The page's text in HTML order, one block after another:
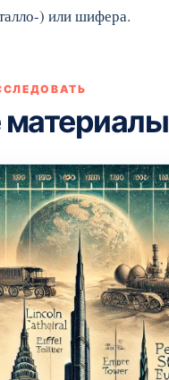
) или шифера.